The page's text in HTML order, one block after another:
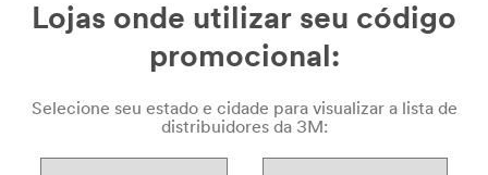
Lojas onde utilizar seu código
promocional:
Selecione seu estado e cidade para visualizar a lista de
distribuidores da 3M: